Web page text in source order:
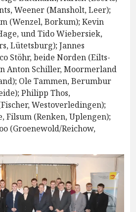
Weener (Mansholt, Leer);
(Wenzel, Borkum); Kevin
und Tido Wiebersiek,
Lütetsburg); Jannes
Stöhr, beide Norden (Eilts-
Anton Schiller, Moormerland
Ole Tammen, Berumbur
Philipp Thos,
Westoverledingen);
Filsum (Renken, Uplengen);
(Groenewold/Reichow,